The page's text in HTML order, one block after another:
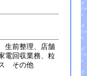
生前整理、店舗
電回収業務、粒
その他